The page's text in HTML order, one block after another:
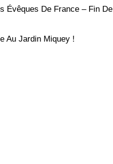
Évêques De France – Fin De
Au Jardin Miquey !